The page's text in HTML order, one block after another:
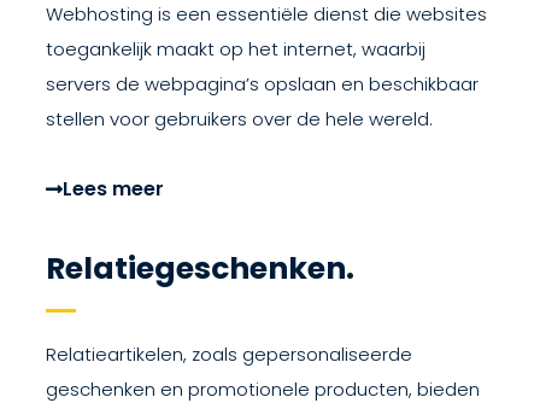
Webhosting is een essentiële dienst die websites
toegankelijk maakt op het internet, waarbij
servers de webpagina’s opslaan en beschikbaar
stellen voor gebruikers over de hele wereld.
Lees meer
Relatiegeschenken.
Relatieartikelen, zoals gepersonaliseerde
geschenken en promotionele producten, bieden